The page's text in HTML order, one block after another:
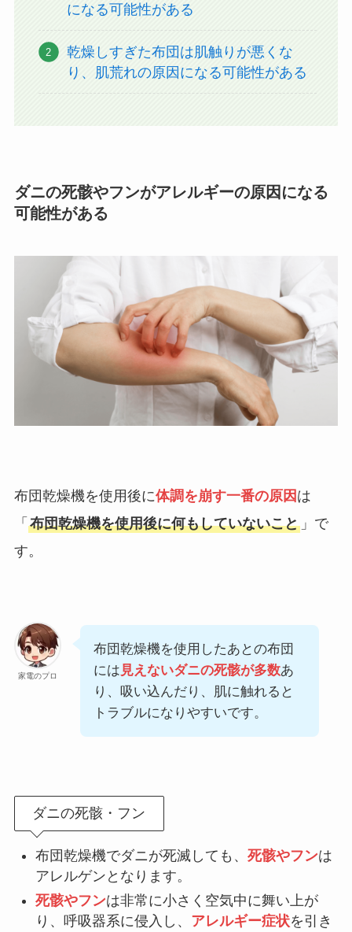
になる可能性がある
乾燥しすぎた布団は肌触りが悪くな
り、肌荒れの原因になる可能性がある
ダニの死骸やフンがアレルギーの原因になる
可能性がある
布団乾燥機を使用後に体調を崩す一番の原因 は
「 布団乾燥機を使用後に何もしていないこと」で
す。
家電のプロ
布団乾燥機を使用したあとの布団
には 見えないダニの死骸が多数あ
り、吸い込んだり、肌に触れると
トラブルになりやすいです。
ダニの死骸・フン
布団乾燥機でダニが死滅しても、 死骸やフンは
アレルゲンとなります。
死骸やフンは非常に小さく空気中に舞い上が
り、呼吸器系に侵入し、 アレルギー症状を引き